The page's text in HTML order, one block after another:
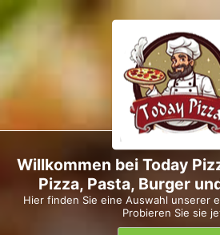
Willkommen bei Today
Pizza, Pasta, Burger
Hier finden Sie eine Auswahl unserer
Probieren Sie sie